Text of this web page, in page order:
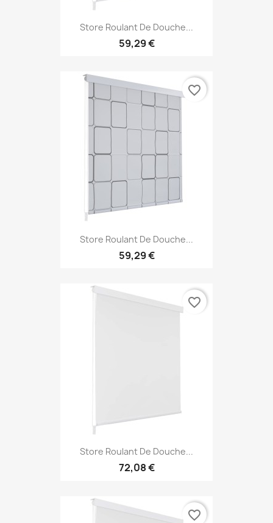
Store Roulant De Douche...
59,29 €
Store Roulant De Douche...
59,29 €
favorite_border
Store Roulant De Douche...
72,08 €
favorite_border
favorite_border